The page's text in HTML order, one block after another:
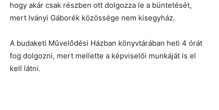
hogy akár csak részben ott dolgozza le a büntetését,
mert Iványi Gáborék közössége nem kisegyház.
A budaketi Művelődési Házban könyvtárában heti 4 órát
fog dolgozni, mert mellette a képviselői munkáját is el
kell látni.